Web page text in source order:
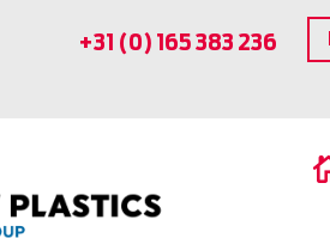
+31 (0) 165 383 236